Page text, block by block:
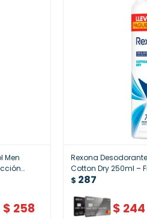
Men
$ 258
Rexona
Cotton Dry 250ml –
Femenina
$ 287
$ 244